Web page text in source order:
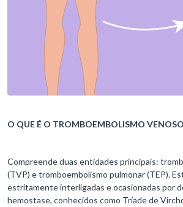
O QUE É O TROMBOEMBOLISMO
Compreende duas entidades principais:
(TVP) e tromboembolismo pulmonar (TEP).
estritamente interligadas e ocasionadas por
hemostase, conhecidos como Tríade de